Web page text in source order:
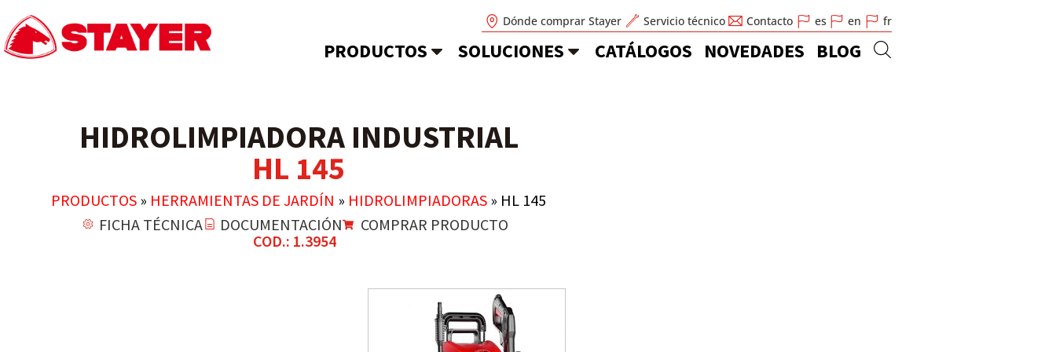
Dónde comprar Stayer Servicio técnico Contacto es en fr
PRODUCTOS SOLUCIONES CATÁLOGOS NOVEDADES BLOG
HIDROLIMPIADORA INDUSTRIAL
HL 145
PRODUCTOS » HERRAMIENTAS DE JARDÍN » HIDROLIMPIADORAS » HL 145
FICHA TÉCNICA
DOCUMENTACIÓN
COMPRAR PRODUCTO
COD.: 1.3954